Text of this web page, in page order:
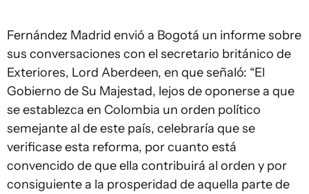
Fernández Madrid envió a Bogotá un informe sobre
sus conversaciones con el secretario británico de
Exteriores, Lord Aberdeen, en que señaló: “El
Gobierno de Su Majestad, lejos de oponerse a que
se establezca en Colombia un orden político
semejante al de este país, celebraría que se
verificase esta reforma, por cuanto está
convencido de que ella contribuirá al orden y por
consiguiente a la prosperidad de aquella parte de